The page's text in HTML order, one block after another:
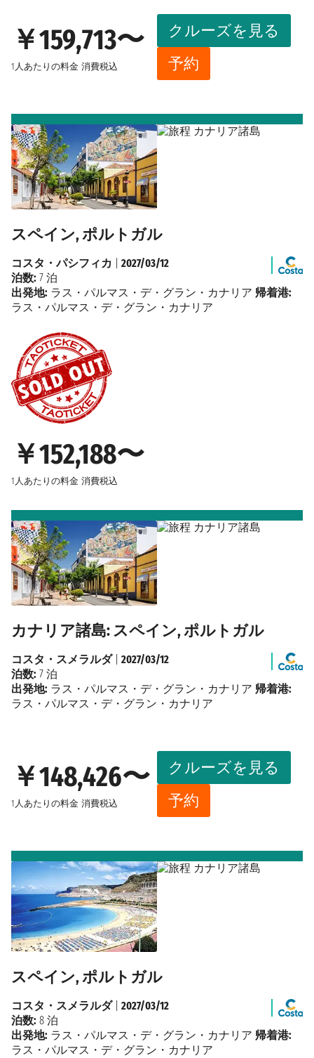
￥159,713〜
1人あたりの料金 消費税込
クルーズを見る
予約
スペイン, ポルトガル
￥152,188〜
1人あたりの料金 消費税込
コスタ・パシフィカ
2027/03/12
泊数: 7 泊
出発地: ラス・パルマス・デ・グラン・カナリア 帰着港:
ラス・パルマス・デ・グラン・カナリア
カナリア諸島: スペイン, ポルトガル
￥148,426〜
1人あたりの料金 消費税込
クルーズを見る
予約
コスタ・スメラルダ| 2027/03/12
泊数: 7 泊
出発地: ラス・パルマス・デ・グラン・カナリア 帰着港:
ラス・パルマス・デ・グラン・カナリア
スペイン, ポルトガル
コスタ・スメラルダ| 2027/03/12
泊数: 8 泊
出発地: ラス・パルマス・デ・グラン・カナリア 帰着港:
ラス・パルマス・デ・グラン・カナリア